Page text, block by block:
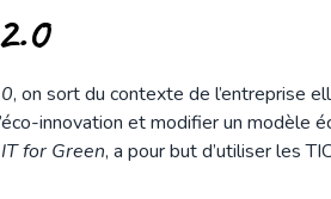
, on sort du contexte de l’entreprise
innovation et modifier un modèle
IT for Green, a pour but d’utiliser les